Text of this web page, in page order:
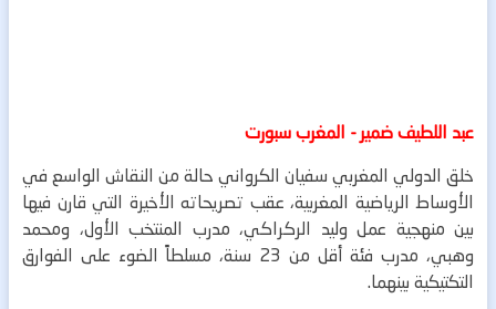
عبد اللطيف ضمير - المغرب سبورت
خلق الدولي المغربي سفيان الكرواني حالة من النقاش الواسع في
الأوساط الرياضية المغربية، عقب تصريحاته الأخيرة التي قارن فيها
بين منهجية عمل وليد الركراكي، مدرب المنتخب الأول، ومحمد
وهبي، مدرب فئة أقل من 23 سنة، مسلطاً الضوء على الفوارق
التكتيكية بينهما.